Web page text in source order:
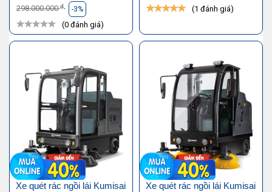
298.000.000đ -3%
(0 đánh giá)
(1 đánh giá)
Xe quét rác ngồi lái Kumisai Xe quét rác ngồi lái Kumisai